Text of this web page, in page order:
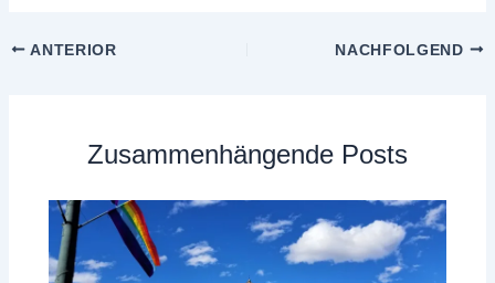
ANTERIOR NACHFOLGEND
Zusammenhängende Posts